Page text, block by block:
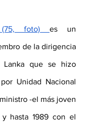
(75, foto) es un
de la dirigencia
Lanka que se hizo
Unidad Nacional
-el más joven
hasta 1989 con el